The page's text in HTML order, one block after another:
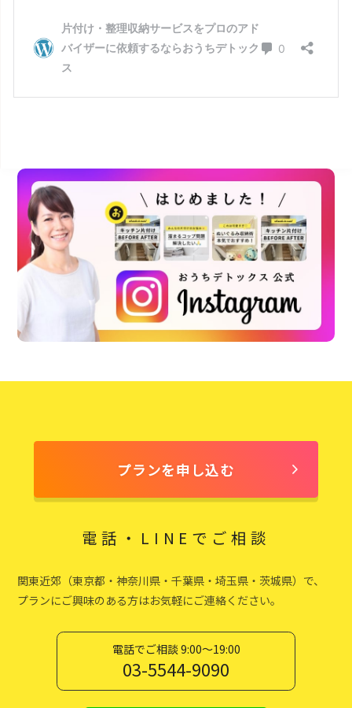
プランを申し込む
電話・LINEでご相談
関東近郊（東京都・神奈川県・千葉県・埼玉県・茨城県）で、
プランにご興味のある方はお気軽にご連絡ください。
電話でご相談 9:00〜19:00
03-5544-9090